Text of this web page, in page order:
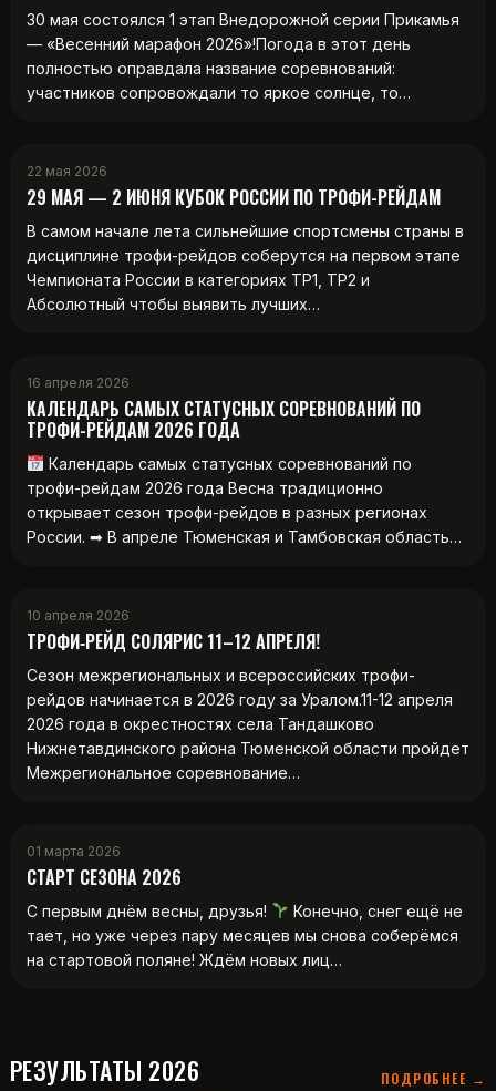
30 мая состоялся 1 этап Внедорожной серии Прикамья
— «Весенний марафон 2026»!Погода в этот день
полностью оправдала название соревнований:
участников сопровождали то яркое солнце, то…
22 мая 2026
29 МАЯ — 2 ИЮНЯ КУБОК РОССИИ ПО ТРОФИ-РЕЙДАМ
В самом начале лета сильнейшие спортсмены страны в
дисциплине трофи-рейдов соберутся на первом этапе
Чемпионата России в категориях ТР1, ТР2 и
Абсолютный чтобы выявить лучших…
16 апреля 2026
КАЛЕНДАРЬ САМЫХ СТАТУСНЫХ СОРЕВНОВАНИЙ ПО
ТРОФИ-РЕЙДАМ 2026 ГОДА
Календарь самых статусных соревнований по
трофи-рейдам 2026 года Весна традиционно
открывает сезон трофи-рейдов в разных регионах
России. ➡ В апреле Тюменская и Тамбовская область…
10 апреля 2026
ТРОФИ‑РЕЙД СОЛЯРИС 11–12 АПРЕЛЯ!
Сезон межрегиональных и всероссийских трофи-
рейдов начинается в 2026 году за Уралом.11-12 апреля
2026 года в окрестностях села Тандашково
Нижнетавдинского района Тюменской области пройдет
Межрегиональное соревнование…
01 марта 2026
СТАРТ СЕЗОНА 2026
С первым днём весны, друзья!
Конечно, снег ещё не
тает, но уже через пару месяцев мы снова соберёмся
на стартовой поляне! Ждём новых лиц…
РЕЗУЛЬТАТЫ 2026 ПОДРОБНЕЕ →